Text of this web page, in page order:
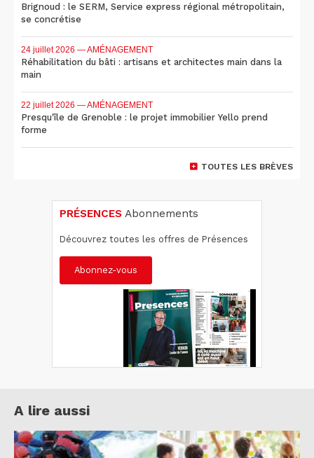
Brignoud : le SERM, Service express régional métropolitain,
se concrétise
24 juillet 2026 — AMÉNAGEMENT
Réhabilitation du bâti : artisans et architectes main dans la
main
22 juillet 2026 — AMÉNAGEMENT
Presqu'île de Grenoble : le projet immobilier Yello prend
forme
TOUTES LES BRÈVES
PRÉSENCES Abonnements
Découvrez toutes les offres de Présences
Abonnez-vous
A lire aussi